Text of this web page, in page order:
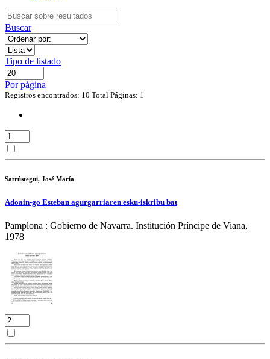
Buscar
Tipo de listado
Por página
Registros encontrados: 10 Total Páginas: 1
Satrústegui, José María
Adoain-go Esteban agurgarriaren esku-iskribu bat
Pamplona : Gobierno de Navarra. Institución Príncipe de Viana,
1978